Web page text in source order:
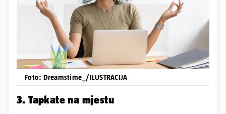
Foto: Dreamstime_/ILUSTRACIJA
3. Tapkate na mjestu